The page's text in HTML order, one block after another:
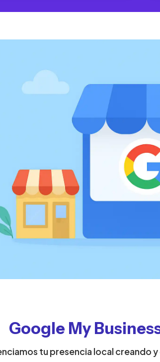
Google My
tu presencia local creando